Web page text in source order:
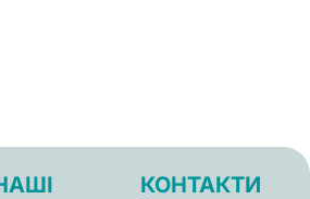
КОНТАКТИ